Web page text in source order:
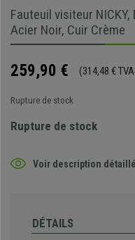
Fauteuil visiteur
Acier Noir, Cuir Crème
259,90 € (314,48 €
Rupture de stock
Rupture de stock
Voir description
DÉTAILS